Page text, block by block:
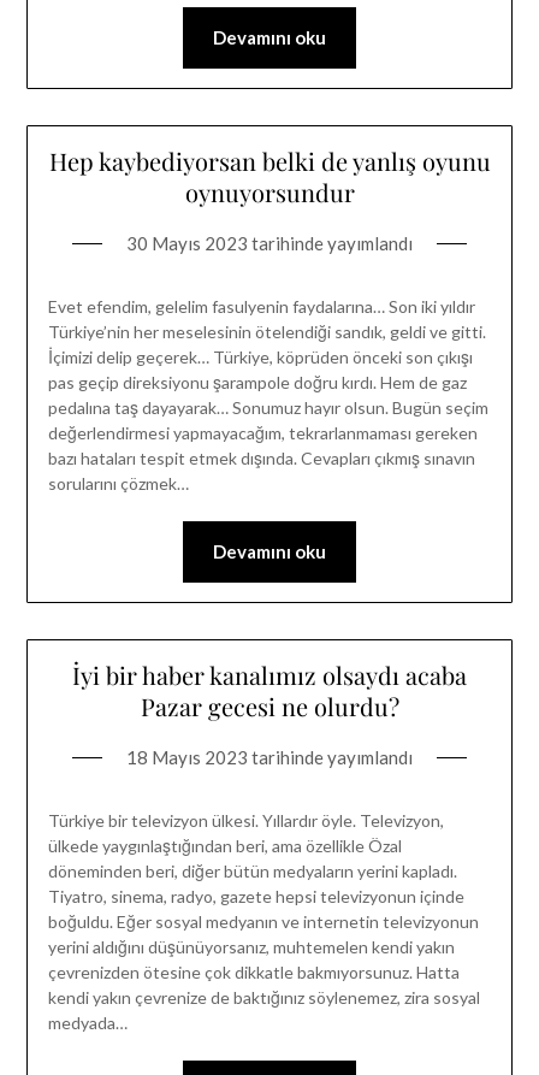
Devamını oku
Hep kaybediyorsan belki de yanlış oyunu
oynuyorsundur
30 Mayıs 2023 tarihinde yayımlandı
Evet efendim, gelelim fasulyenin faydalarına… Son iki yıldır
Türkiye’nin her meselesinin ötelendiği sandık, geldi ve gitti.
İçimizi delip geçerek… Türkiye, köprüden önceki son çıkışı
pas geçip direksiyonu şarampole doğru kırdı. Hem de gaz
pedalına taş dayayarak… Sonumuz hayır olsun. Bugün seçim
değerlendirmesi yapmayacağım, tekrarlanmaması gereken
bazı hataları tespit etmek dışında. Cevapları çıkmış sınavın
sorularını çözmek…
Devamını oku
İyi bir haber kanalımız olsaydı acaba
Pazar gecesi ne olurdu?
18 Mayıs 2023 tarihinde yayımlandı
Türkiye bir televizyon ülkesi. Yıllardır öyle. Televizyon,
ülkede yaygınlaştığından beri, ama özellikle Özal
döneminden beri, diğer bütün medyaların yerini kapladı.
Tiyatro, sinema, radyo, gazete hepsi televizyonun içinde
boğuldu. Eğer sosyal medyanın ve internetin televizyonun
yerini aldığını düşünüyorsanız, muhtemelen kendi yakın
çevrenizden ötesine çok dikkatle bakmıyorsunuz. Hatta
kendi yakın çevrenize de baktığınız söylenemez, zira sosyal
medyada…